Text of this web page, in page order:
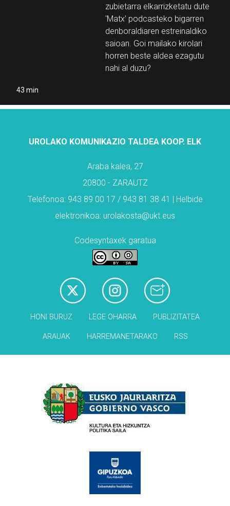
zubietarra elkarrizketatu dute
'Matx' podcasteko bigarren
denboraldiaren estreinaldiko
saioan. Goi mailako kirolari
horren beste aldea ezagutu
nahi al duzu?
43 min
UROLAKO KOMUNIKAZIO TALDEA KOOP. ELK
Araba kalea, 27
20800 - ZARAUTZ
Telefonoa: 943 89 00 17 / 943 81 38 41 | Helbide
elektronikoa: urolakosta@ukt.eus
Codesyntaxek garatua
HONI BURUZ LEGE OHARRA PUBLIZITATEA
ARAUAK HARREMANETARAKO RSS